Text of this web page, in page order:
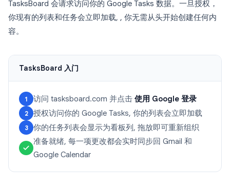
TasksBoard 会请求访问你的 Google Tasks 数据。一旦授权，
你现有的列表和任务会立即加载, , 你无需从头开始创建任何内
容。
TasksBoard 入门
1 访问 tasksboard.com 并点击 使用 Google 登录
2 授权访问你的 Google Tasks, 你的列表会立即加载
3
你的任务列表会显示为看板列, 拖放即可重新组织
准备就绪, 每一项更改都会实时同步回 Gmail 和
Google Calendar